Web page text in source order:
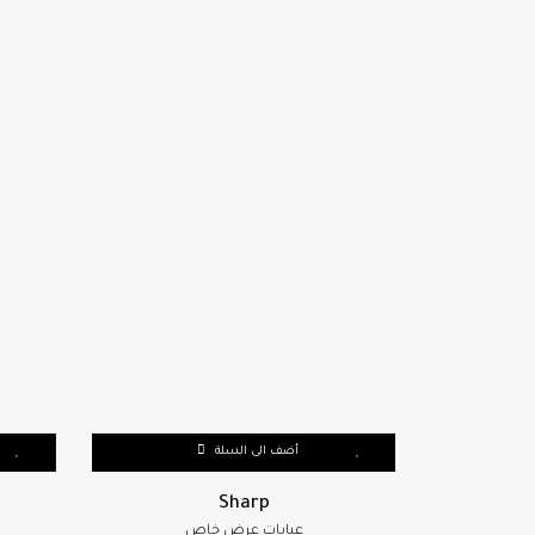
أضف الى السلة
Sharp
عبايات عرض خاص